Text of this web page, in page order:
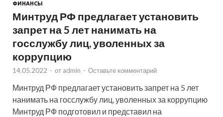
ФИНАНСЫ
Минтруд РФ предлагает установить
запрет на 5 лет нанимать на
госслужбу лиц, уволенных за
коррупцию
14.05.2022 - от admin - Оставьте комментарий
Минтруд РФ предлагает установить запрет на 5 лет
нанимать на госслужбу лиц, уволенных за коррупцию
Минтруд РФ подготовил и представил на